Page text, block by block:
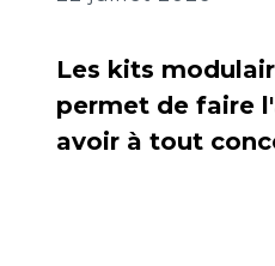
Les kits
permet de faire
avoir à tout